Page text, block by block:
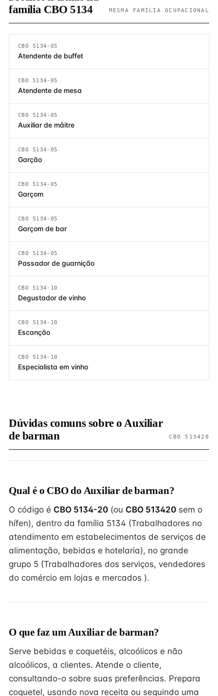
família CBO 5134
MESMA FAMÍLIA OCUPACIONAL
CBO 5134-05
Atendente de buffet
CBO 5134-05
Atendente de mesa
CBO 5134-05
Auxiliar de mâitre
CBO 5134-05
Garção
CBO 5134-05
Garçom
CBO 5134-05
Garçom de bar
CBO 5134-05
Passador de guarnição
CBO 5134-10
Degustador de vinho
CBO 5134-10
Escanção
CBO 5134-10
Especialista em vinho
Dúvidas comuns sobre o Auxiliar
de barman
CBO 513420
Qual é o CBO do Auxiliar de barman?
O código é CBO 5134-20 (ou CBO 513420 sem o
hífen), dentro da família 5134 (Trabalhadores no
atendimento em estabelecimentos de serviços de
alimentação, bebidas e hotelaria), no grande
grupo 5 (Trabalhadores dos serviços, vendedores
do comércio em lojas e mercados ).
O que faz um Auxiliar de barman?
Serve bebidas e coquetéis, alcoólicos e não
alcoólicos, a clientes. Atende o cliente,
consultando-o sobre suas preferências. Prepara
coquetel, usando nova receita ou seguindo uma